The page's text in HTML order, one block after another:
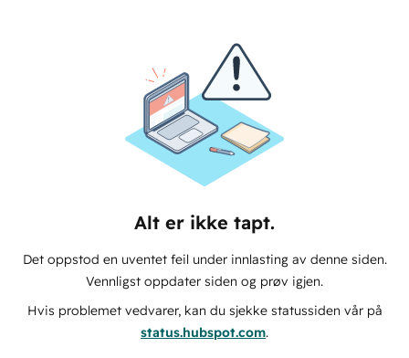
Alt er ikke tapt.
Det oppstod en uventet feil under innlasting av denne siden.
Vennligst oppdater siden og prøv igjen.
Hvis problemet vedvarer, kan du sjekke statussiden vår på
status.hubspot.com.